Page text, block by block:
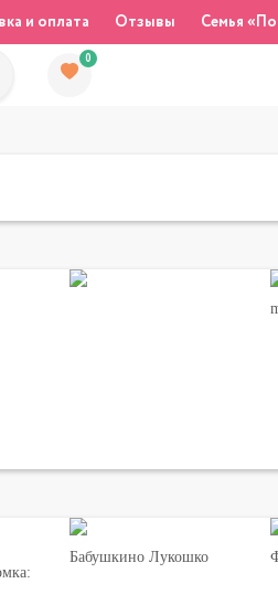
и оплата Отзывы Семья
0
Бабушкино Лукошко